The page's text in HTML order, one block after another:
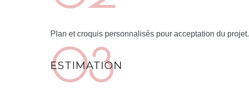
Plan et croquis personnalisés pour acceptation du projet.
ESTIMATION